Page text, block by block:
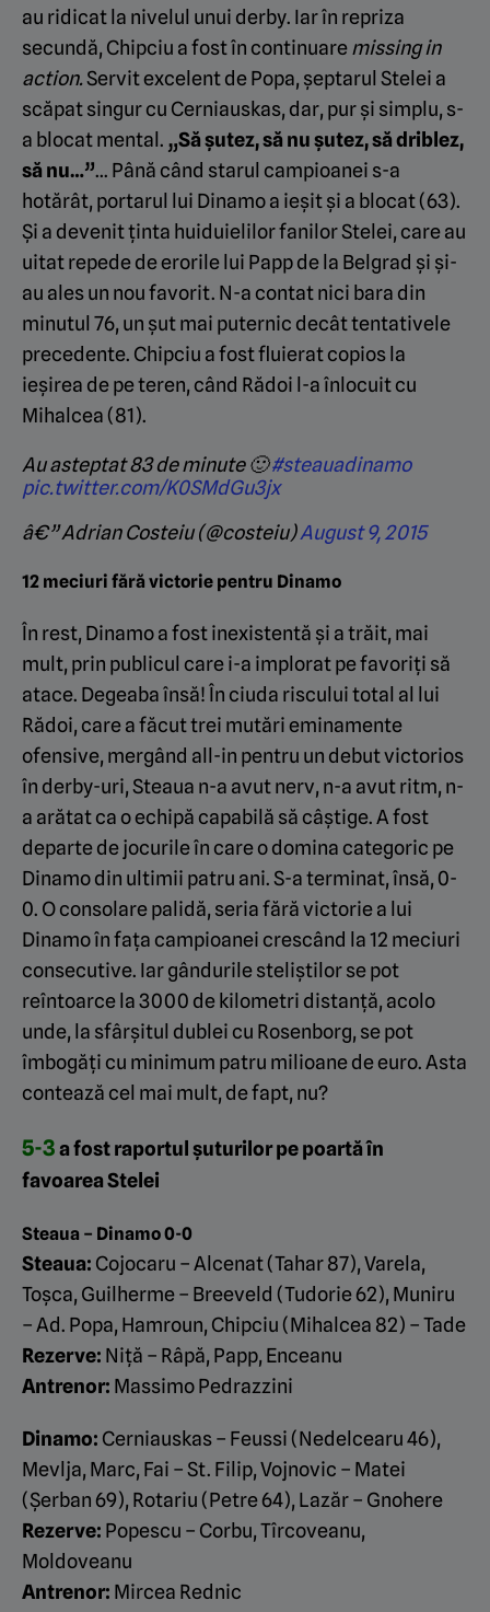
au ridicat la nivelul unui derby. Iar în repriza
secundă, Chipciu a fost în continuaremissing in
action.Servit excelent de Popa, șeptarul Stelei a
scăpat singur cu Cerniauskas, dar, pur și simplu, s-
a blocat mental. „Să șutez, să nu șutez, să driblez,
să nu…”… Până când starul campioanei s-a
hotărât, portarul lui Dinamo a ieșit și a blocat (63).
Și a devenit ținta huiduielilor fanilor Stelei, care au
uitat repede de erorile lui Papp de la Belgrad și și-
au ales un nou favorit. N-a contat nici bara din
minutul 76, un șut mai puternic decât tentativele
precedente. Chipciu a fost fluierat copios la
ieșirea de pe teren, când Rădoi l-a înlocuit cu
Mihalcea (81).
Au asteptat 83 de minute 🙂#steauadinamo
pic.twitter.com/K0SMdGu3jx
â€” Adrian Costeiu (@costeiu)August 9, 2015
12 meciuri fără victorie pentru Dinamo
În rest, Dinamo a fost inexistentă și a trăit, mai
mult, prin publicul care i-a implorat pe favoriți să
atace. Degeaba însă! În ciuda riscului total al lui
Rădoi, care a făcut trei mutări eminamente
ofensive, mergând all-in pentru un debut victorios
în derby-uri, Steaua n-a avut nerv, n-a avut ritm, n-
a arătat ca o echipă capabilă să câștige. A fost
departe de jocurile în care o domina categoric pe
Dinamo din ultimii patru ani. S-a terminat, însă, 0-
0. O consolare palidă, seria fără victorie a lui
Dinamo în fața campioanei crescând la 12 meciuri
consecutive. Iar gândurile steliștilor se pot
reîntoarce la 3000 de kilometri distanță, acolo
unde, la sfârșitul dublei cu Rosenborg, se pot
îmbogăți cu minimum patru milioane de euro. Asta
contează cel mai mult, de fapt, nu?
5-3a fost raportul șuturilor pe poartă în
favoarea Stelei
Steaua – Dinamo 0-0
Steaua: Cojocaru – Alcenat (Tahar 87), Varela,
Toșca, Guilherme – Breeveld (Tudorie 62), Muniru
– Ad. Popa, Hamroun, Chipciu (Mihalcea 82) – Tade
Rezerve: Niță – Râpă, Papp, Enceanu
Antrenor: Massimo Pedrazzini
Dinamo: Cerniauskas – Feussi (Nedelcearu 46),
Mevlja, Marc, Fai – St. Filip, Vojnovic – Matei
(Șerban 69), Rotariu (Petre 64), Lazăr – Gnohere
Rezerve: Popescu – Corbu, Tîrcoveanu,
Moldoveanu
Antrenor: Mircea Rednic